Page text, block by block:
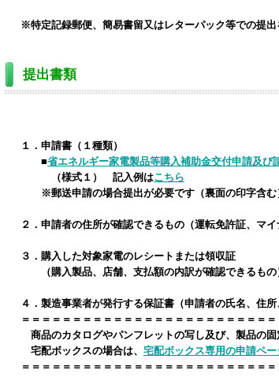
※特定記録郵便、簡易書留又はレターパック等での提
提出書類
１．申請書（１種類）
■省エネルギー家電製品等購入補助金交付申請及び
（様式１） 記入例はこちら
※郵送申請の場合提出が必要です（裏面の印字含む
２．申請者の住所が確認できるもの（運転免許証、マ
３．購入した対象家電のレシートまたは領収証
（購入製品、店舗、支払額の内訳が確認できるもの
４．製造事業者が発行する保証書（申請者の氏名、住
＝＝＝＝＝＝＝＝＝＝＝＝＝＝＝＝＝＝＝＝＝＝＝＝
商品のカタログやパンフレットの写し及び、製品の
宅配ボックスの場合は、 宅配ボックス専用の申請ペー
＝＝＝＝＝＝＝＝＝＝＝＝＝＝＝＝＝＝＝＝＝＝＝＝